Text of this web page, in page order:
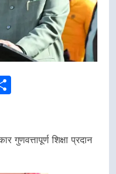
गुणवत्तापूर्ण शिक्षा प्रदान